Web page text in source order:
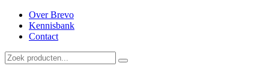
Over Brevo
Kennisbank
Contact